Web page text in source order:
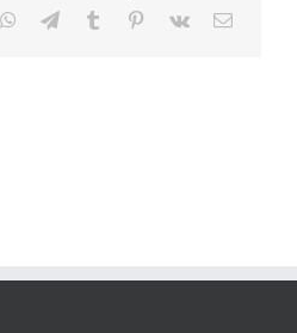
WhatsApp
TelegramTumblr Pinterest
Vk Email